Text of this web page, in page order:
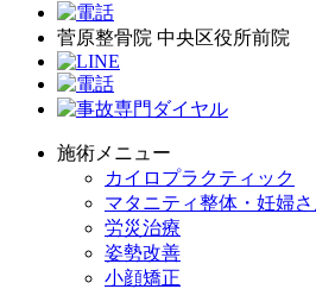
菅原整骨院 中央区役所前院
施術メニュー
カイロプラクティック
マタニティ整体・妊婦
労災治療
姿勢改善
小顔矯正